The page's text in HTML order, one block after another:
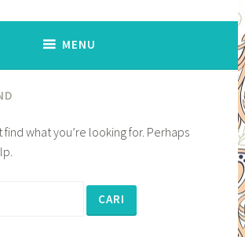
MENU
find what you’re looking for. Perhaps